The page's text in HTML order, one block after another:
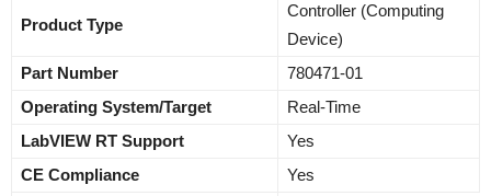
Product Type
Controller (Computing
Device)
Part Number
780471-01
Operating System/Target
Real-Time
LabVIEW RT Support
Yes
CE Compliance
Yes